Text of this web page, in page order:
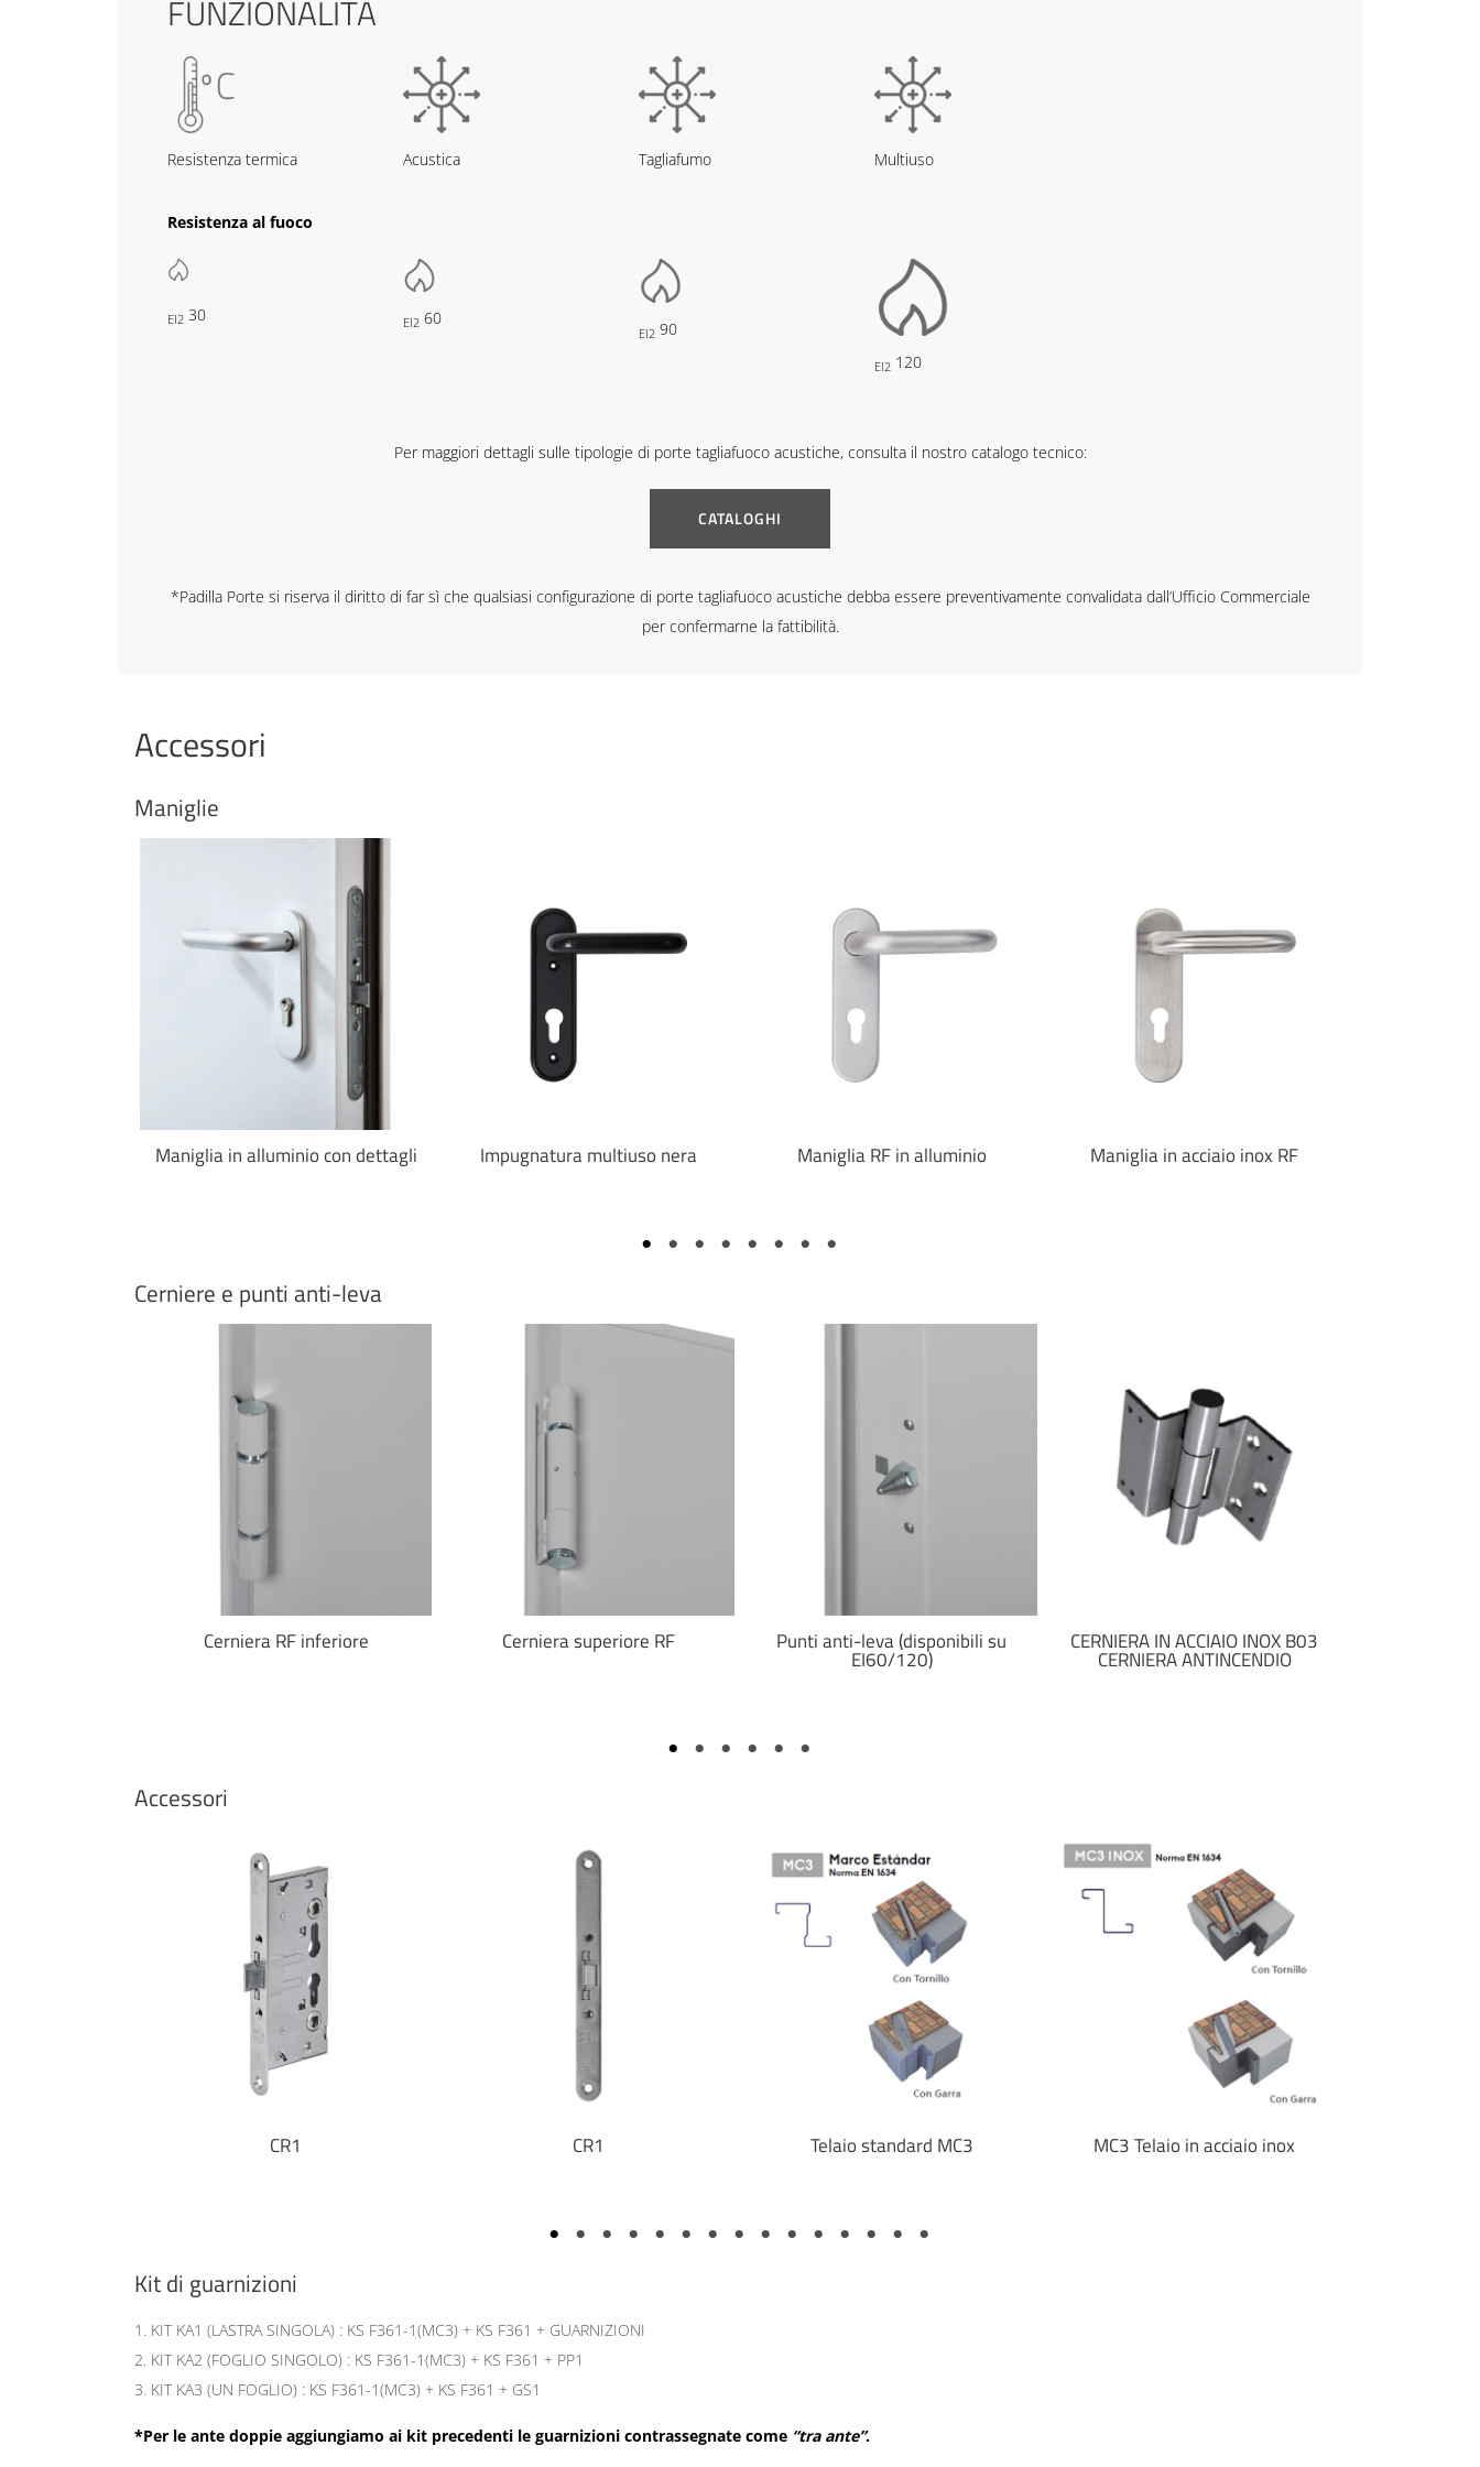
FUNZIONALITÀ
Resistenza termica Acustica Tagliafumo Multiuso
Resistenza al fuoco
EI2 30 EI2 60
EI2 90
EI2 120
Per maggiori dettagli sulle tipologie di porte tagliafuoco acustiche, consulta il nostro catalogo tecnico:
CATALOGHI
*Padilla Porte si riserva il diritto di far sì che qualsiasi configurazione di porte tagliafuoco acustiche debba essere preventivamente convalidata dall’Ufficio Commerciale
per confermarne la fattibilità.
Accessori
Maniglie
Maniglia in alluminio con dettagli Impugnatura multiuso nera Maniglia RF in alluminio Maniglia in acciaio inox RF
Cerniere e punti anti-leva
Cerniera RF inferiore Cerniera superiore RF Punti anti-leva (disponibili su
EI60/120)
CERNIERA IN ACCIAIO INOX B03
CERNIERA ANTINCENDIO
Accessori
CR1 CR1 Telaio standard MC3 MC3 Telaio in acciaio inox
Kit di guarnizioni
KIT KA1 (LASTRA SINGOLA) : KS F361-1(MC3) + KS F361 + GUARNIZIONI
KIT KA2 (FOGLIO SINGOLO) : KS F361-1(MC3) + KS F361 + PP1
KIT KA3 (UN FOGLIO) : KS F361-1(MC3) + KS F361 + GS1
*Per le ante doppie aggiungiamo ai kit precedenti le guarnizioni contrassegnate come “tra ante”.